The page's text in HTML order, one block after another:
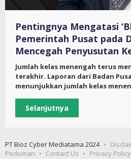
Pentingnya Mengatasi
Pemerintah Pusat pada
Mencegah Penyusutan
Jumlah kelas menengah terus
terakhir. Laporan dari Badan
menunjukkan jumlah kelas
Selanjutnya
PT Bioz Cyber Mediatama 2024
Pedoman
Contact Us Privacy Policy